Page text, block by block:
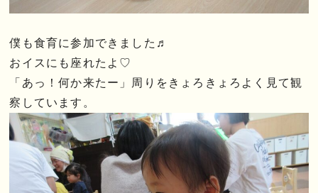
僕も食育に参加できました♬
おイスにも座れたよ♡
「あっ！何か来たー」周りをきょろきょろよく見て観
察しています。